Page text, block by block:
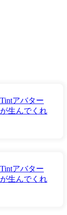
アバター
生んでくれ
アバター
生んでくれ